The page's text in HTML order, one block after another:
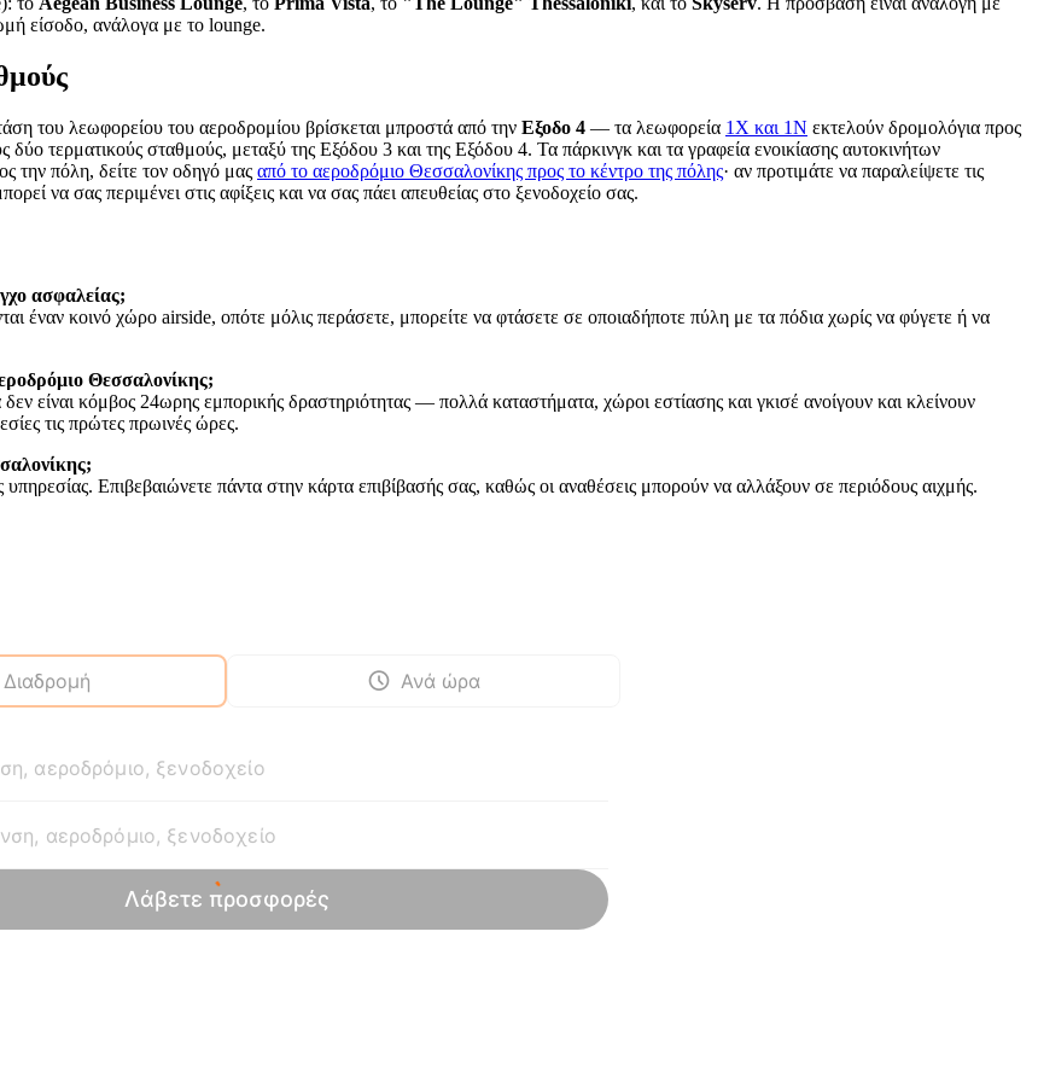
είσοδο, ανάλογα με το lounge.
του λεωφορείου του αεροδρομίου βρίσκεται μπροστά από την Εξοδο 4 — τα λεωφορεία 1X και 1N εκτελούν δρομολόγια προς
δύο τερματικούς σταθμούς, μεταξύ της Εξόδου 3 και της Εξόδου 4. Τα πάρκινγκ και τα γραφεία ενοικίασης αυτοκινήτων
την πόλη, δείτε τον οδηγό μας από το αεροδρόμιο Θεσσαλονίκης προς το κέντρο της πόλης· αν προτιμάτε να παραλείψετε τις
να σας περιμένει στις αφίξεις και να σας πάει απευθείας στο ξενοδοχείο σας.
ασφαλείας;
έναν κοινό χώρο airside, οπότε μόλις περάσετε, μπορείτε να φτάσετε σε οποιαδήποτε πύλη με τα πόδια χωρίς να φύγετε ή να
Θεσσαλονίκης;
είναι κόμβος 24ωρης εμπορικής δραστηριότητας — πολλά καταστήματα, χώροι εστίασης και γκισέ ανοίγουν και κλείνουν
τις πρώτες πρωινές ώρες.
Επιβεβαιώνετε πάντα στην κάρτα επιβίβασής σας, καθώς οι αναθέσεις μπορούν να αλλάξουν σε περιόδους αιχμής.